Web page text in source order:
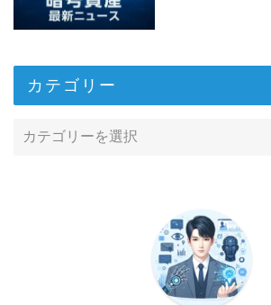
カテゴリー